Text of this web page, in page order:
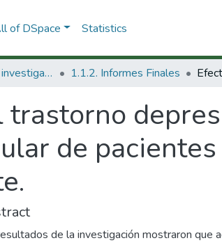
of DSpace Statistics
1.1 Productos de investigación 1.1.2. Informes Finales
trastorno
de
de la investigación mostraron que